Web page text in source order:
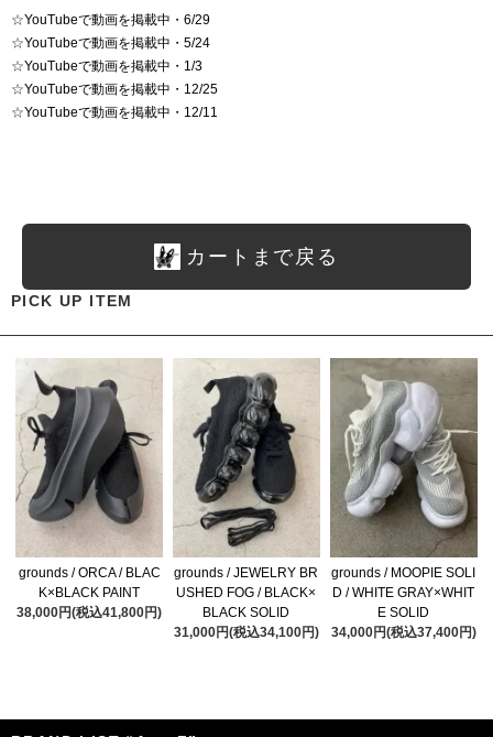
☆YouTubeで動画を掲載中・6/29
☆YouTubeで動画を掲載中・5/24
☆YouTubeで動画を掲載中・1/3
☆YouTubeで動画を掲載中・12/25
☆YouTubeで動画を掲載中・12/11
カートまで戻る
PICK UP ITEM
grounds / ORCA / BLAC
K×BLACK PAINT
38,000円(税込41,800円)
grounds / JEWELRY BR
USHED FOG / BLACK×
BLACK SOLID
31,000円(税込34,100円)
grounds / MOOPIE SOLI
D / WHITE GRAY×WHIT
E SOLID
34,000円(税込37,400円)